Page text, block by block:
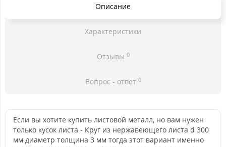
Описание
Характеристики
Отзывы 0
Вопрос - ответ 0
Если вы хотите купить листовой металл, но вам нужен
только кусок листа - Круг из нержавеющего листа d 300
мм диаметр толщина 3 мм тогда этот вариант именно